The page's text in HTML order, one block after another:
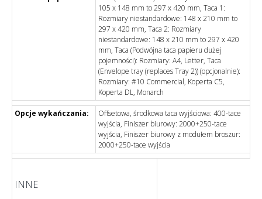
105 x 148 mm to 297 x 420 mm, Taca 1:
Rozmiary niestandardowe: 148 x 210 mm to
297 x 420 mm, Taca 2: Rozmiary
niestandardowe: 148 x 210 mm to 297 x 420
mm, Taca (Podwójna taca papieru dużej
pojemności): Rozmiary: A4, Letter, Taca
(Envelope tray (replaces Tray 2)) (opcjonalnie):
Rozmiary: #10 Commercial, Koperta C5,
Koperta DL, Monarch
Opcje wykańczania:
Offsetowa, środkowa taca wyjściowa: 400-tace
wyjścia, Finiszer biurowy: 2000+250-tace
wyjścia, Finiszer biurowy z modułem broszur:
2000+250-tace wyjścia
INNE